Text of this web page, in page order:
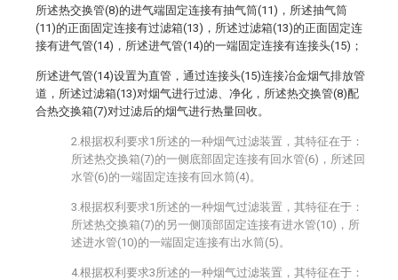
所述热交换管(8)的进气端固定连接有抽气筒(11)，所述抽气筒
(11)的正面固定连接有过滤箱(13)，所述过滤箱(13)的正面固定连
接有进气管(14)，所述进气管(14)的一端固定连接有连接头(15)；
所述进气管(14)设置为直管，通过连接头(15)连接冶金烟气排放管
道，所述过滤箱(13)对烟气进行过滤、净化，所述热交换管(8)配
合热交换箱(7)对过滤后的烟气进行热量回收。
2.根据权利要求1所述的一种烟气过滤装置，其特征在于：
所述热交换箱(7)的一侧底部固定连接有回水管(6)，所述回
水管(6)的一端固定连接有回水筒(4)。
3.根据权利要求1所述的一种烟气过滤装置，其特征在于：
所述热交换箱(7)的另一侧顶部固定连接有进水管(10)，所
述进水管(10)的一端固定连接有出水筒(5)。
4.根据权利要求3所述的一种烟气过滤装置，其特征在于：